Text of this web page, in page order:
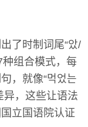
了时制词尾“았/
种组合模式，每
，就像“먹었는
异，这些让语法
立国语院认证